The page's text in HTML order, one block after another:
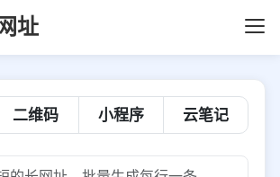
址
二维码 小程序 云笔记